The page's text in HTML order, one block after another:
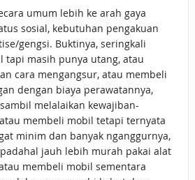
umum lebih ke arah gaya
sosial, kebutuhan pengakuan
gengsi. Buktinya, seringkali
tapi masih punya utang, atau
cara mengangsur, atau membeli
dengan biaya perawatannya,
melalaikan kewajiban-
membeli mobil tetapi ternyata
minim dan banyak nganggurnya,
jauh lebih murah pakai alat
membeli mobil sementara